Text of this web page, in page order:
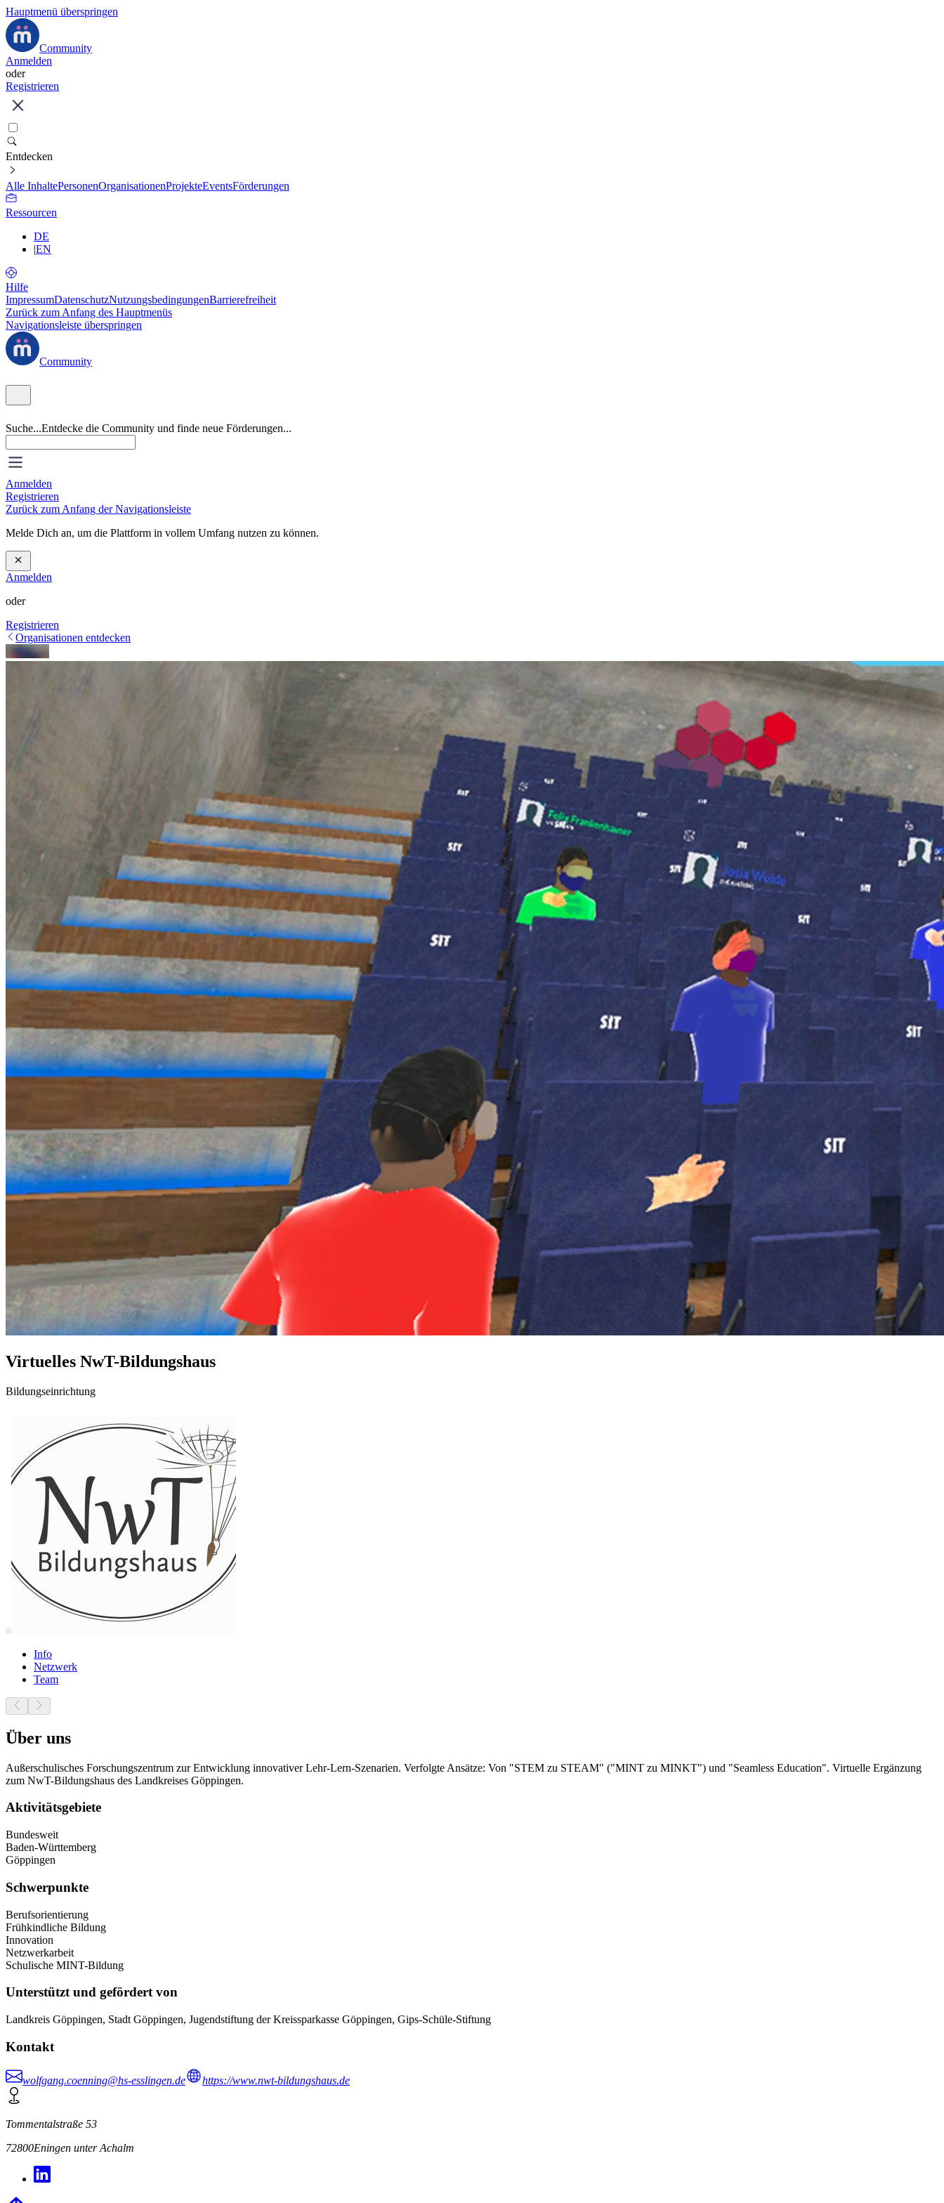
Hauptmenü überspringen
Community
Anmelden
oder
Registrieren
Entdecken
Alle InhaltePersonenOrganisationenProjekteEventsFörderungen
Ressourcen
DE
|EN
Hilfe
ImpressumDatenschutzNutzungsbedingungenBarrierefreiheit
Zurück zum Anfang des Hauptmenüs
Navigationsleiste überspringen
Community
Suche...Entdecke die Community und finde neue Förderungen...
Anmelden
Registrieren
Zurück zum Anfang der Navigationsleiste
Melde Dich an, um die Plattform in vollem Umfang nutzen zu können.
Anmelden
oder
Registrieren
Organisationen entdecken
Virtuelles NwT-Bildungshaus
Bildungseinrichtung
Info
Netzwerk
Team
Über uns
Außerschulisches Forschungszentrum zur Entwicklung innovativer Lehr-Lern-Szenarien. Verfolgte Ansätze: Von "STEM zu STEAM" ("MINT zu MINKT") und "Seamless Education". Virtuelle Ergänzung
zum NwT-Bildungshaus des Landkreises Göppingen.
Aktivitätsgebiete
Bundesweit
Baden-Württemberg
Göppingen
Schwerpunkte
Berufsorientierung
Frühkindliche Bildung
Innovation
Netzwerkarbeit
Schulische MINT-Bildung
Unterstützt und gefördert von
Landkreis Göppingen, Stadt Göppingen, Jugendstiftung der Kreissparkasse Göppingen, Gips-Schüle-Stiftung
Kontakt
wolfgang.coenning@hs-esslingen.de https://www.nwt-bildungshaus.de
Tommentalstraße 53
72800Eningen unter Achalm